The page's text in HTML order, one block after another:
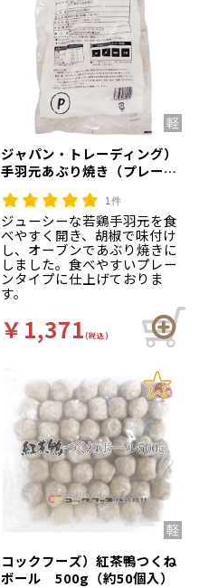
ジャパン・トレーディング）
手羽元あぶり焼き（プレー
1件
ジューシーな若鶏手羽元を食
べやすく開き、胡椒で味付け
し、オーブンであぶり焼きに
しました。食べやすいプレー
ンタイプに仕上げておりま
す。
￥1,371(税込)
コックフーズ）紅茶鴨つくね
ボール 500g（約50個入）